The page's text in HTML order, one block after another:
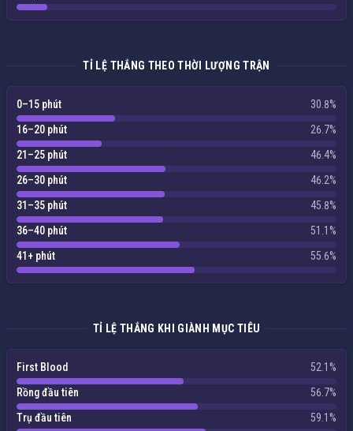
TỈ LỆ THẮNG THEO THỜI LƯỢNG TRẬN
0–15 phút
30.8%
16–20 phút
26.7%
21–25 phút
46.4%
26–30 phút
46.2%
31–35 phút
45.8%
36–40 phút
51.1%
41+ phút
55.6%
TỈ LỆ THẮNG KHI GIÀNH MỤC TIÊU
First Blood
52.1%
Rồng đầu tiên
56.7%
Trụ đầu tiên
59.1%